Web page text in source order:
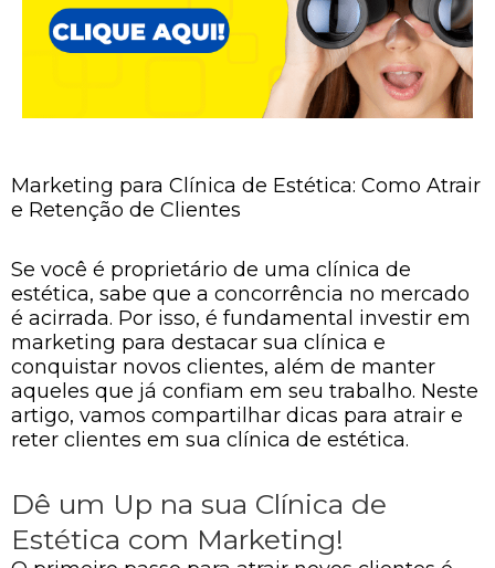
Marketing para Clínica de Estética: Como Atrair
e Retenção de Clientes
Se você é proprietário de uma clínica de
estética, sabe que a concorrência no mercado
é acirrada. Por isso, é fundamental investir em
marketing para destacar sua clínica e
conquistar novos clientes, além de manter
aqueles que já confiam em seu trabalho. Neste
artigo, vamos compartilhar dicas para atrair e
reter clientes em sua clínica de estética.
Dê um Up na sua Clínica de
Estética com Marketing!